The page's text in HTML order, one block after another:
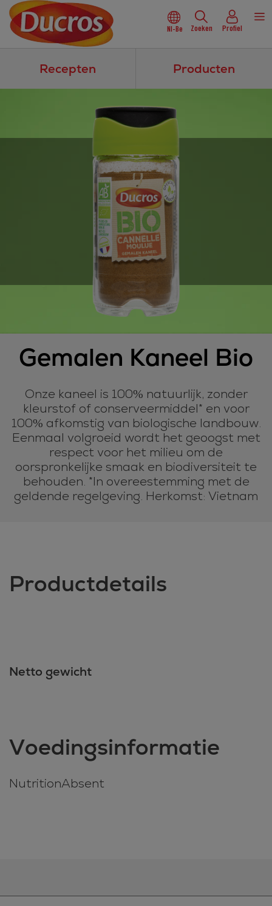
Nl-Be Zoeken Profiel
Recepten Producten
Gemalen Kaneel Bio
Onze kaneel is 100% natuurlijk, zonder
kleurstof of conserveermiddel* en voor
100% afkomstig van biologische landbouw.
Eenmaal volgroeid wordt het geoogst met
respect voor het milieu om de
oorspronkelijke smaak en biodiversiteit te
behouden. *In overeestemming met de
geldende regelgeving. Herkomst: Vietnam
Productdetails
Netto gewicht
Voedingsinformatie
NutritionAbsent